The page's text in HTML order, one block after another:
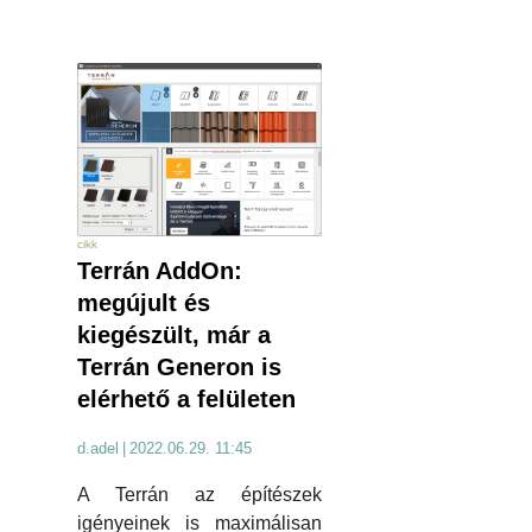
cikk
Terrán AddOn:
megújult és
kiegészült, már a
Terrán Generon is
elérhető a felületen
d.adel 2022.06.29. 11:45
A Terrán az építészek
igényeinek is maximálisan